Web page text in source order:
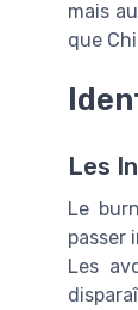
mais
que
Les
Le
passer
Les